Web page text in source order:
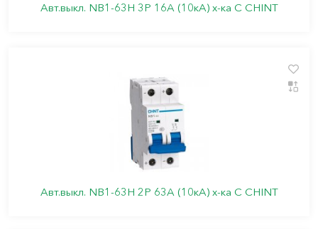
Авт.выкл. NB1-63H 3P 16A (10кА) х-ка C CHINT
Авт.выкл. NB1-63H 2P 63A (10кА) х-ка C CHINT